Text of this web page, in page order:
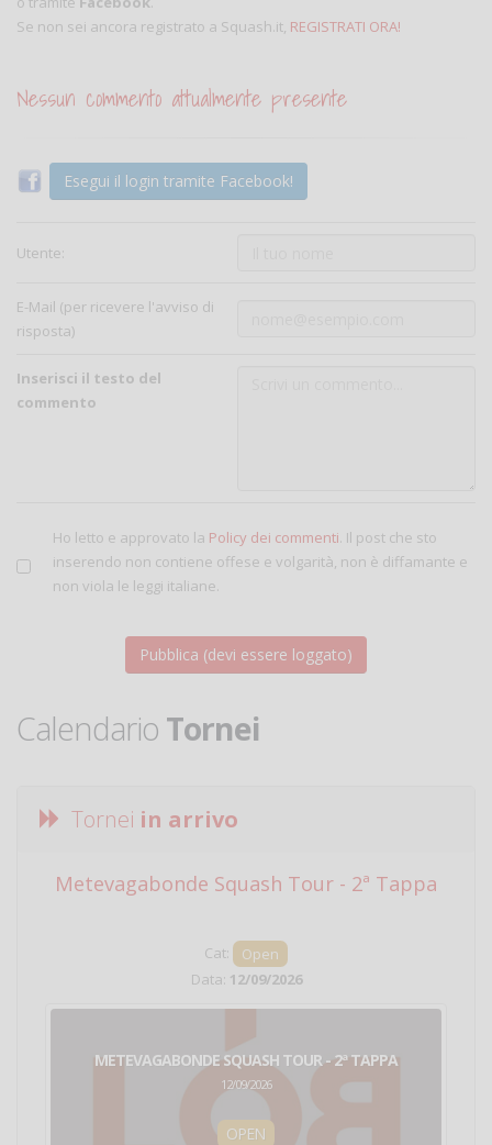
Se non sei ancora registrato a Squash.it, REGISTRATI ORA!
Nessun commento attualmente presente
Esegui il login tramite Facebook!
Utente:
E-Mail (per ricevere l'avviso di
risposta)
Inserisci il testo del
commento
Ho letto e approvato la Policy dei commenti. Il post che sto
inserendo non contiene offese e volgarità, non è diffamante e
non viola le leggi italiane.
Calendario Tornei
Tornei in arrivo
Metevagabonde Squash Tour - 2ª Tappa
Cat:
Open
Data: 12/09/2026
METEVAGABONDE SQUASH TOUR - 2ª TAPPA
12/09/2026
OPEN